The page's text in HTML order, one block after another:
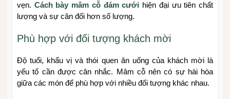
vẹn. Cách bày mâm cỗ đám cưới hiện đại ưu tiên chất
lượng và sự cân đối hơn số lượng.
Phù hợp với đối tượng khách mời
Độ tuổi, khẩu vị và thói quen ăn uống của khách mời là
yếu tố cần được cân nhắc. Mâm cỗ nên có sự hài hòa
giữa các món để phù hợp với nhiều đối tượng khác nhau.